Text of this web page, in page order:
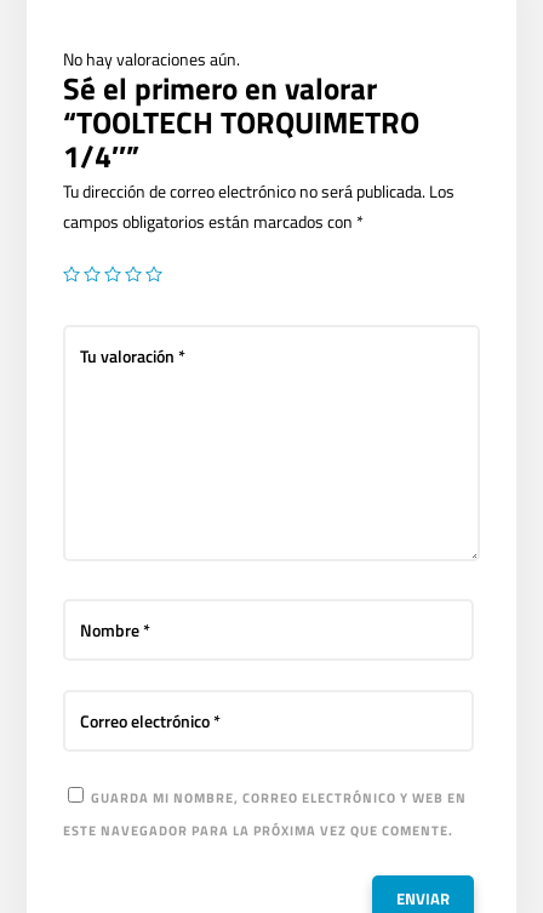
No hay valoraciones aún.
Sé el primero en valorar
“TOOLTECH TORQUIMETRO
1/4″”
Tu dirección de correo electrónico no será publicada.Los
campos obligatorios están marcados con *
GUARDA MI NOMBRE, CORREO ELECTRÓNICO Y WEB EN
ESTE NAVEGADOR PARA LA PRÓXIMA VEZ QUE COMENTE.